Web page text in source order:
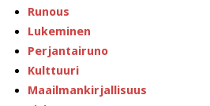
Runous
Lukeminen
Perjantairuno
Kulttuuri
Maailmankirjallisuus